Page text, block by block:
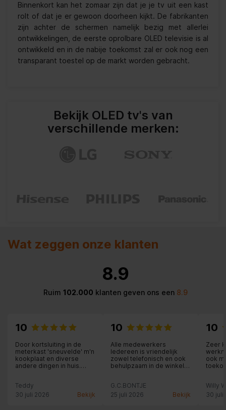
Binnenkort kan het zomaar zijn dat je je tv uit een kast
rolt of dat je er gewoon doorheen kijkt. De fabrikanten
zijn achter de schermen namelijk bezig met allerlei
ontwikkelingen, de eerste oprolbare OLED televisie is al
ontwikkeld en in de nabije toekomst zal er ook nog een
transparant toestel op de markt worden gebracht.
Bekijk OLED tv's van
verschillende merken:
Wat zeggen onze klanten
8.9
Ruim 102.000 klanten geven ons een8.9
10
Door kortsluiting in de
meterkast 'sneuvelde' m'n
kookplaat en diverse
andere dingen in huis.
medewerker al om de
nismaat op te meten.
Teddy
30 juli 2026
Bekijk
10
Alle medewerkers
Iedereen is vriendelijk
zowel telefonisch en ook
behulpzaam in de winkel
G.C.BONTJE
25 juli 2026
Bekijk
10
Zeer
ook
toekomst.
Willy
30 juli